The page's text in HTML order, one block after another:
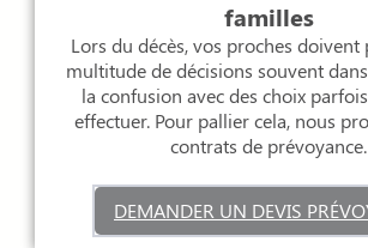
familles
Lors du décès, vos proches
multitude de décisions souvent
la confusion avec des choix
effectuer. Pour pallier cela, nous
contrats de prévoyance.
DEMANDER UN DEVIS